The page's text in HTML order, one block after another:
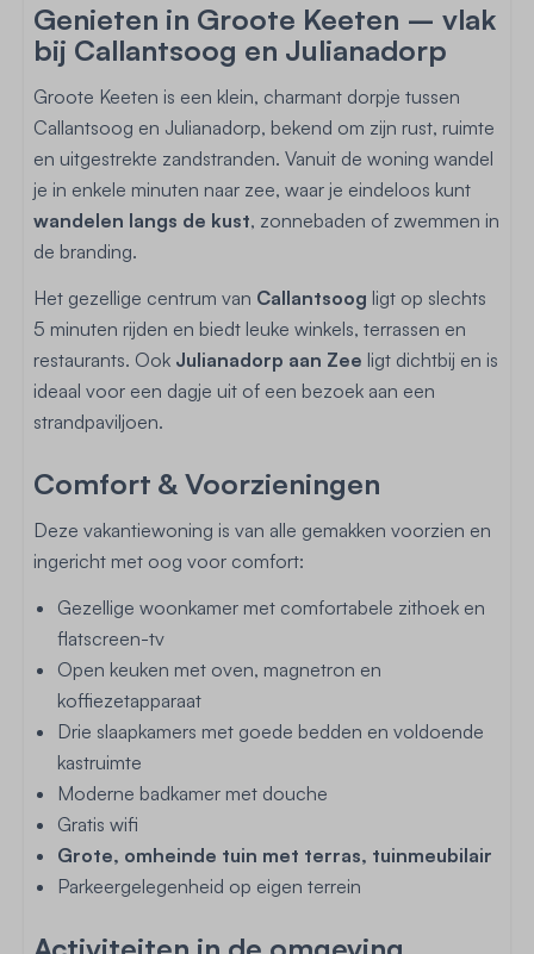
Genieten in Groote Keeten – vlak
bij Callantsoog en Julianadorp
Groote Keeten is een klein, charmant dorpje tussen
Callantsoog en Julianadorp, bekend om zijn rust, ruimte
en uitgestrekte zandstranden. Vanuit de woning wandel
je in enkele minuten naar zee, waar je eindeloos kunt
wandelen langs de kust, zonnebaden of zwemmen in
de branding.
Het gezellige centrum van Callantsoog ligt op slechts
5 minuten rijden en biedt leuke winkels, terrassen en
restaurants. Ook Julianadorp aan Zee ligt dichtbij en is
ideaal voor een dagje uit of een bezoek aan een
strandpaviljoen.
Comfort & Voorzieningen
Deze vakantiewoning is van alle gemakken voorzien en
ingericht met oog voor comfort:
Gezellige woonkamer met comfortabele zithoek en
flatscreen-tv
Open keuken met oven, magnetron en
koffiezetapparaat
Drie slaapkamers met goede bedden en voldoende
kastruimte
Moderne badkamer met douche
Gratis wifi
Grote, omheinde tuin met terras, tuinmeubilair
Parkeergelegenheid op eigen terrein